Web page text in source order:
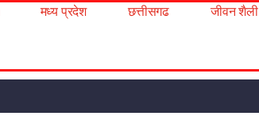
मध्य प्रदेश छत्तीसगढ जीवन शैली